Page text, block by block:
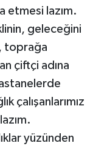
etmesi lazım.
geleceğini
toprağa
çiftçi adına
çalışanlarımız
yüzünden